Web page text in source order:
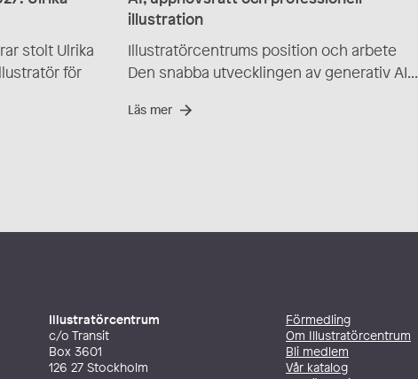
stolt Ulrika
för
illustration
Illustratörcentrums position och arbete
Den snabba utvecklingen av generativ AI...
Läs mer
Illustratörcentrum
c/o Transit
Box 3601
126 27 Stockholm
Förmedling
Om Illustratörcentrum
Bli medlem
Vår katalog